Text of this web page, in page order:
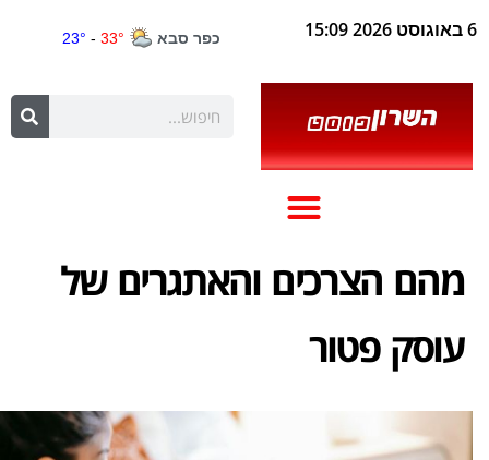
6 באוגוסט 2026 15:09
מהם הצרכים והאתגרים של
עוסק פטור